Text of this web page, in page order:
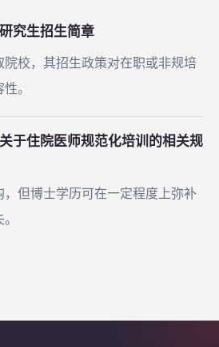
究生招生简章
校，其招生政策对在职或非规培
。
于住院医师规范化培训的相关规
但博士学历可在一定程度上弥补